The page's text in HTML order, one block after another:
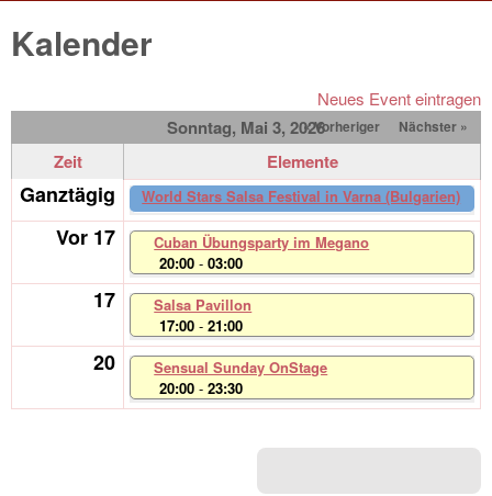
Kalender
Neues Event eintragen
Sonntag, Mai 3, 2026« Vorheriger Nächster »
Zeit Elemente
Ganztägig
World Stars Salsa Festival in Varna (Bulgarien)
00:00-23:59
Vor 17
Cuban Übungsparty im Megano
20:00 -03:00
17
Salsa Pavillon
17:00 -21:00
20
Sensual Sunday OnStage
20:00 -23:30